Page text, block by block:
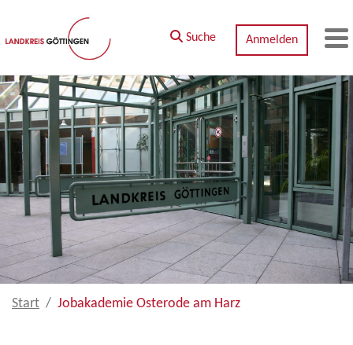
Zum Hauptinhalt springen
Suche
Anmelden
Start Jobakademie Osterode am Harz